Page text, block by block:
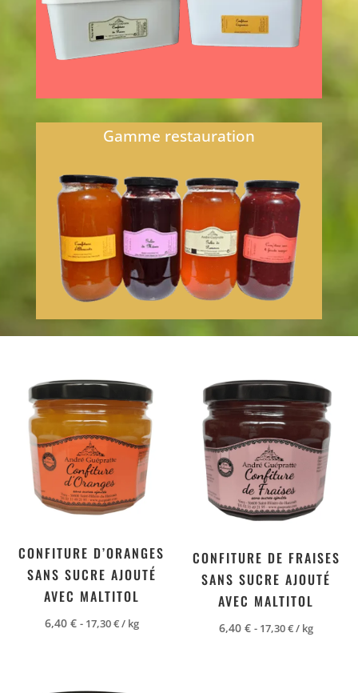
spécialités...
En savoir plus...
Gamme restauration
Vous tenez un Restaurant, un Hôtel ou
autre, et vous souhaitez proposer de
vraies recettes artisanales à vos
clients...
En savoir plus...
CONFITURE D’ORANGES
SANS SUCRE AJOUTÉ
AVEC MALTITOL
6,40 € - 17,30€/ kg
CONFITURE DE FRAISES
SANS SUCRE AJOUTÉ
AVEC MALTITOL
6,40€ - 17,30€/ kg